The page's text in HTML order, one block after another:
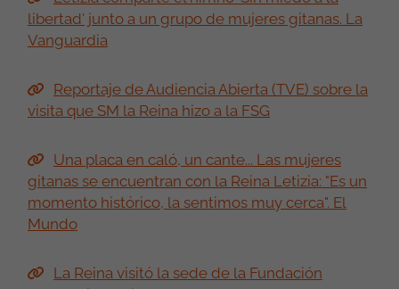
La reina Letizia reivindica el lugar de las
La reina Letizia se reúne con un grupo
Letizia comparte el himno 'Sin miedo a la
libertad' junto a un grupo de mujeres gitanas. La
Vanguardia
Reportaje de Audiencia Abierta (TVE) sobre la